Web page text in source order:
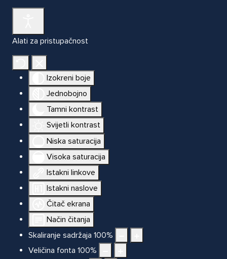
Alati za pristupačnost
Izokreni boje
Jednobojno
Tamni kontrast
Svijetli kontrast
Niska saturacija
Visoka saturacija
Istakni linkove
Istakni naslove
Čitač ekrana
Način čitanja
Skaliranje sadržaja 100%
Veličina fonta 100%